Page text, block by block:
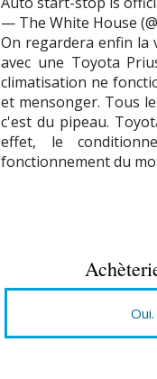
— The White House
On regardera enfin la
avec une Toyota
climatisation ne
et mensonger. Tous
c'est du pipeau.
effet, le
fonctionnement du
Oui.